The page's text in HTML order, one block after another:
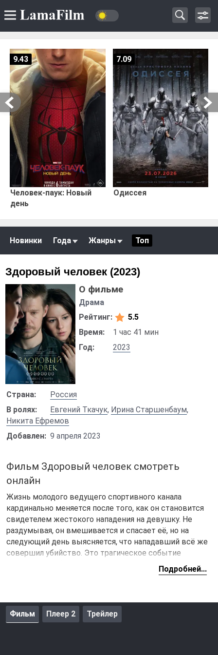
Человек-паук: Новый
день
9.43
Одиссея
7.09
Новинки Года Жанры Топ
Здоровый человек (2023)
О фильме
Драма
Рейтинг:
5.5
Время:
1 час 41 мин
Год:
2023
Страна:
Россия
В ролях:
Евгений Ткачук, Ирина Старшенбаум,
Никита Ефремов
Добавлен: 9 апреля 2023
Фильм Здоровый человек смотреть
онлайн
Жизнь молодого ведущего спортивного канала
кардинально меняется после того, как он становится
свидетелем жестокого нападения на девушку. Не
раздумывая, он вмешивается и спасает её, но на
следующий день выясняется, что нападавший всё же
совершил убийство. Это трагическое событие
оставляет глубокий след в душе героя, заставляя его
переосмыслить всё, что происходит вокруг. Вскоре он
После пережитого потрясения Егор решает изменить
Подробней...
Фильм Плеер 2 Трейлер